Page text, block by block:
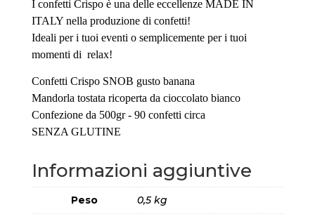
I confetti Crispo è una delle eccellenze MADE IN
ITALY nella produzione di confetti!
Ideali per i tuoi eventi o semplicemente per i tuoi
momenti di relax!
Confetti Crispo SNOB gusto banana
Mandorla tostata ricoperta da cioccolato bianco
Confezione da 500gr - 90 confetti circa
SENZA GLUTINE
Informazioni aggiuntive
Peso 0,5 kg